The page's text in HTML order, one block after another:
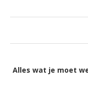
Alles wat je moet